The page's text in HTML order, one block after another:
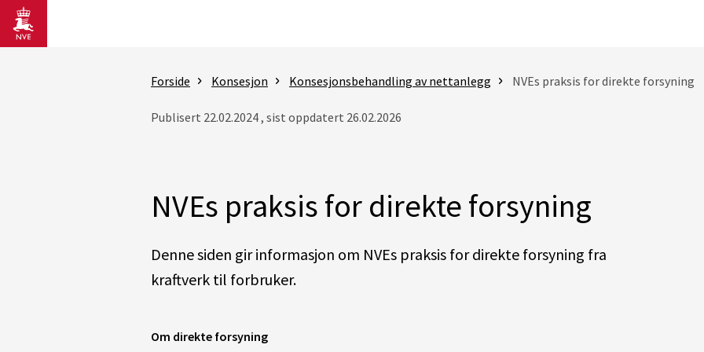
Gå til hovedinnhold
Forside Konsesjon Konsesjonsbehandling av nettanlegg NVEs praksis for direkte forsyning
Publisert 22.02.2024 , sist oppdatert 26.02.2026
NVEs praksis for direkte forsyning
Denne siden gir informasjon om NVEs praksis for direkte forsyning fra
kraftverk til forbruker.
Om direkte forsyning